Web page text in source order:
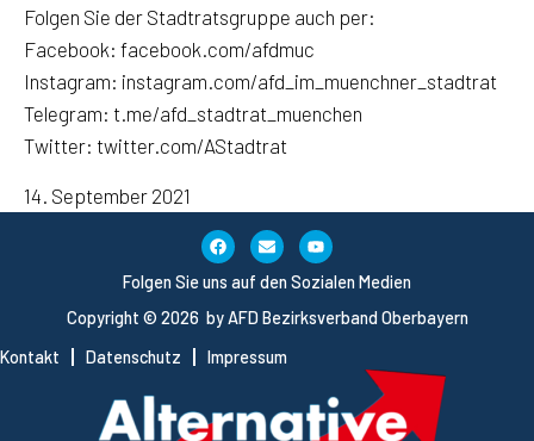
Folgen Sie der Stadtratsgruppe auch per:
Facebook: facebook.com/afdmuc
Instagram: instagram.com/afd_im_muenchner_stadtrat
Telegram: t.me/afd_stadtrat_muenchen
Twitter: twitter.com/AStadtrat
14. September 2021
Copyright © 2026 by AFD Bezirksverband Oberbayern
Kontakt
Datenschutz Impressum
Folgen Sie uns auf den Sozialen Medien